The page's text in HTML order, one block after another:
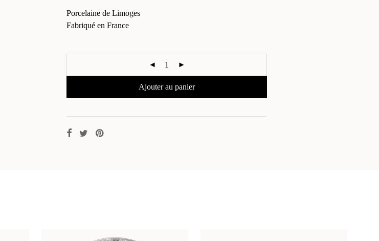
Porcelaine de Limoges
Fabriqué en France
Ajouter au panier